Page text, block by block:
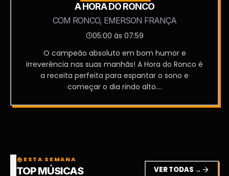
A HORA DO RONCO
COM RONCO, EMERSON FRANÇA
05:00 às 07:59
O campeão absoluto em bom humor e
irreverência nas suas manhãs! A Hora do Ronco é
a receita perfeita para espantar o sono e
começar o dia rindo alto....
local_fire_department ESTA SEMANA
TOP MÚSICAS VER TODAS → arrow_forward